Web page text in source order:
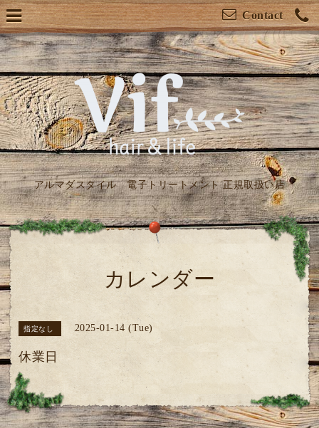
Contact
アルマダスタイル 電子トリートメント 正規取扱い店
カレンダー
指定なし 2025-01-14 (Tue)
休業日